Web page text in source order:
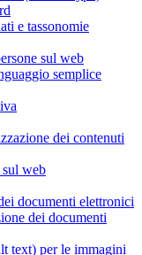
e tassonomie
sul web
semplice
dei contenuti
web
documenti elettronici
dei documenti
text) per le immagini